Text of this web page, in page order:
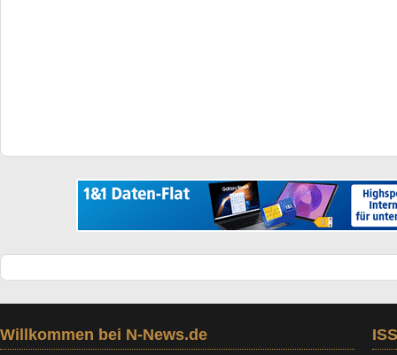
Willkommen bei N-News.de